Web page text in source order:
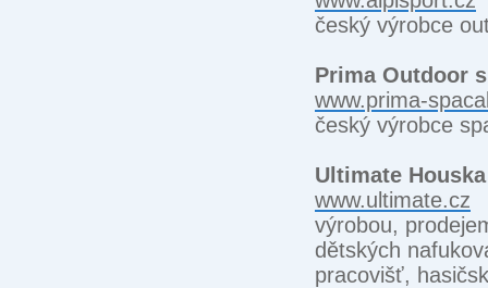
český výrobce
Prima Outdoor
www.prima-
český výrobce
Ultimate
www.ultimate.cz
výrobou,
dětských
pracovišť,